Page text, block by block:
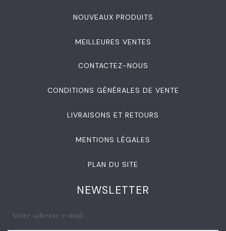
NOUVEAUX PRODUITS
MEILLEURES VENTES
CONTACTEZ-NOUS
CONDITIONS GÉNÉRALES DE VENTE
LIVRAISONS ET RETOURS
MENTIONS LÉGALES
PLAN DU SITE
NEWSLETTER